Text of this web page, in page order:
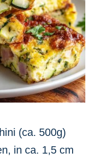
(ca. 500g)
in ca. 1,5 cm